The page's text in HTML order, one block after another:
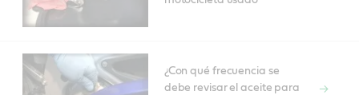
¿Con qué frecuencia se
debe revisar el aceite para